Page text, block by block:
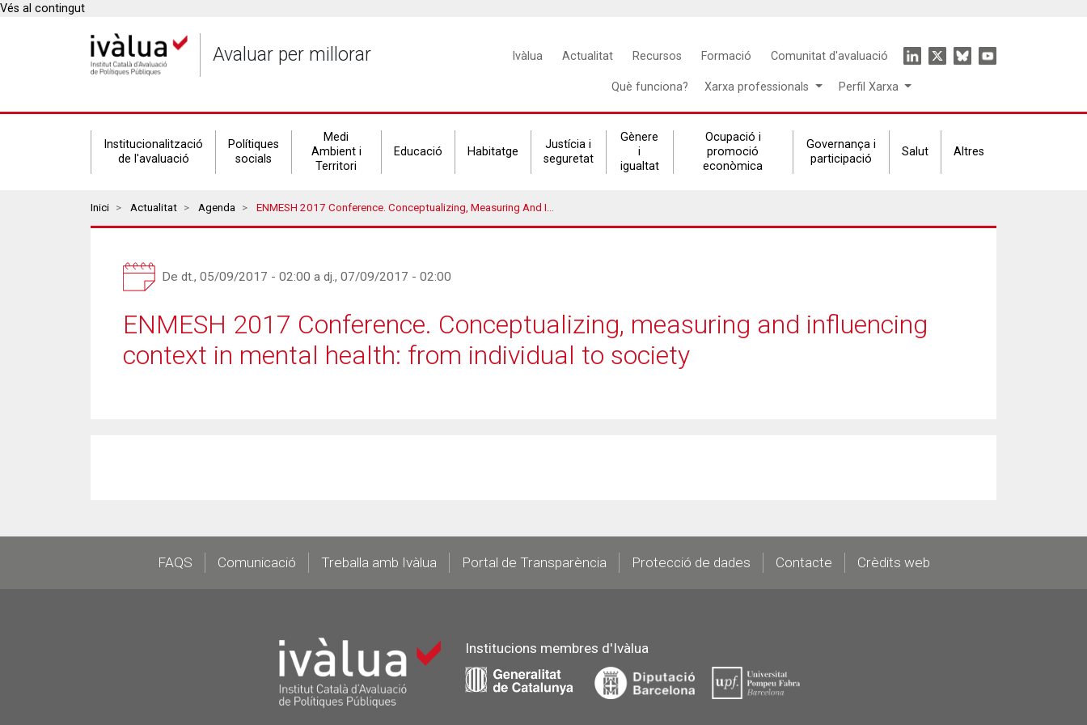
Vés al contingut
Avaluar per millorar
Main
navigation
Ivàlua Actualitat Recursos Formació Comunitat d'avaluació
Icon
menu
Què funciona? Xarxa professionals Perfil Xarxa
Secondary
navigation
Institucionalització
de l'avaluació
Polítiques
socials
Medi
Ambient i
Territori
Educació Habitatge
Justícia i
seguretat
Gènere
i
igualtat
Ocupació i
promoció
econòmica
Governança i
participació
Salut Altres
Breadcrumbs
Inici Actualitat Agenda ENMESH 2017 Conference. Conceptualizing, Measuring And Influencing Context In Mental Health: From Individual To Society
De dt., 05/09/2017 - 02:00 a dj., 07/09/2017 - 02:00
ENMESH 2017 Conference. Conceptualizing, measuring and influencing
context in mental health: from individual to society
FooterFAQS Comunicació Treballa amb Ivàlua Portal de Transparència Protecció de dades Contacte Crèdits web
Institucions membres d'Ivàlua